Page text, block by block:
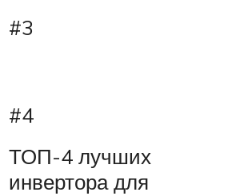
#3
#4
ТОП-4 лучших
инвертора для